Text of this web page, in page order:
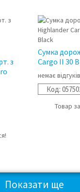
з
Сумка
Cargo II 30
немає відгуків
Код:
Товар
Показати ще